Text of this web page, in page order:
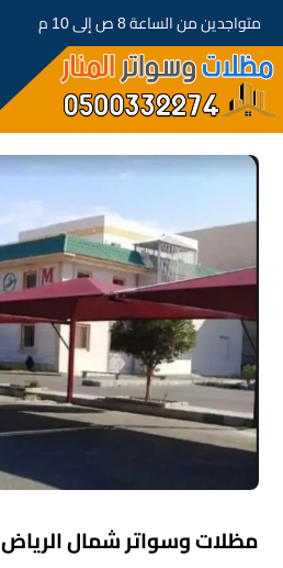
متواجدين من الساعة 8 ص إلى 10 م
مظلات وسواتر شمال الرياض